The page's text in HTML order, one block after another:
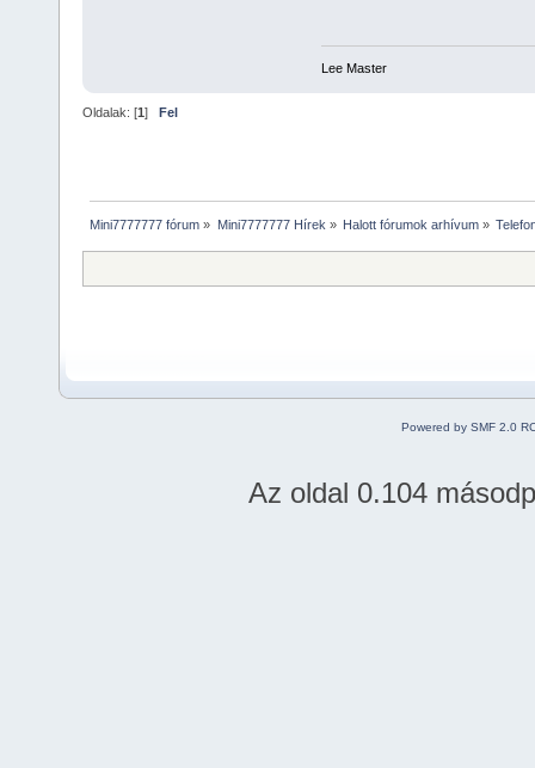
Lee Master
Oldalak: [1] Fel
Mini7777777 fórum » Mini7777777 Hírek » Halott fórumok arhívum»
Powered by SMF 2.0
Az oldal 0.104